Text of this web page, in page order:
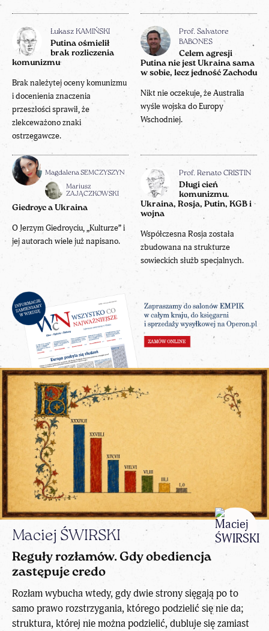
Łukasz KAMIŃSKI
Putina ośmielił
brak rozliczenia
komunizmu
Brak należytej oceny komunizmu
i docenienia znaczenia
przeszłości sprawił, że
zlekceważono znaki
ostrzegawcze.
Prof. Salvatore
BABONES
Celem agresji
Putina nie jest Ukraina sama
w sobie, lecz jedność Zachodu
Nikt nie oczekuje, że Australia
wyśle wojska do Europy
Wschodniej.
Magdalena SEMCZYSZYN
Mariusz
ZAJĄCZKOWSKI
Giedroyc a Ukraina
O Jerzym Giedroyciu, „Kulturze” i
jej autorach wiele już napisano.
Prof. Renato CRISTIN
Długi cień
komunizmu.
Ukraina, Rosja, Putin, KGB i
wojna
Współczesna Rosja została
zbudowana na strukturze
sowieckich służb specjalnych.
Maciej ŚWIRSKI
Reguły rozłamów. Gdy obediencja
zastępuje credo
Rozłam wybucha wtedy, gdy dwie strony sięgają po to
samo prawo rozstrzygania, którego podzielić się nie da;
struktura, której nie można podzielić, dubluje się zamiast